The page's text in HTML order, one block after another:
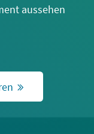
aussehen